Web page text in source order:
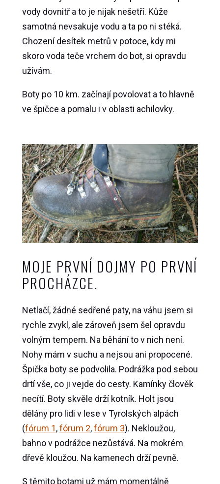
vody dovnitř a to je nijak nešetří. Kůže
samotná nevsakuje vodu a ta po ni stéká.
Chození desítek metrů v potoce, kdy mi
skoro voda teče vrchem do bot, si opravdu
užívám.
Boty po 10 km. začínají povolovat a to hlavně
ve špičce a pomalu i v oblasti achilovky.
MOJE PRVNÍ DOJMY PO PRVNÍ
PROCHÁZCE.
Netlačí, žádné sedřené paty, na váhu jsem si
rychle zvykl, ale zároveň jsem šel opravdu
volným tempem. Na běhání to v nich není.
Nohy mám v suchu a nejsou ani propocené.
Špička boty se podvolila. Podrážka pod sebou
drtí vše, co ji vejde do cesty. Kamínky člověk
necítí. Boty skvěle drží kotník. Holt jsou
dělány pro lidi v lese v Tyrolských alpách
(fórum 1, fórum 2, fórum 3). Nekloužou,
bahno v podrážce nezůstává. Na mokrém
dřevě kloužou. Na kamenech drží pevně.
S těmito botami už mám momentálně